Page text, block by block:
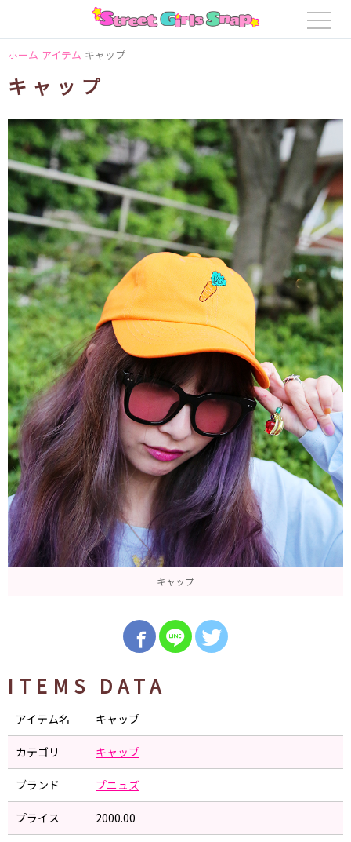
ホーム アイテム キャップ
キャップ
キャップ
ITEMS DATA
アイテム名 キャップ
カテゴリ キャップ
ブランド プニュズ
プライス 2000.00